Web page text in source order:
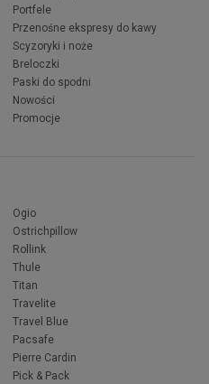
Portfele
Przenośne ekspresy do kawy
Scyzoryki i noże
Breloczki
Paski do spodni
Nowości
Promocje
Ogio
Ostrichpillow
Rollink
Thule
Titan
Travelite
Travel Blue
Pacsafe
Pierre Cardin
Pick & Pack